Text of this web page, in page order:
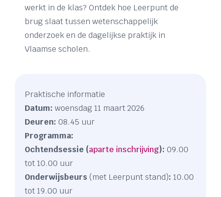
werkt in de klas? Ontdek hoe Leerpunt de
brug slaat tussen wetenschappelijk
onderzoek en de dagelijkse praktijk in
Vlaamse scholen.
Praktische informatie
Datum: woensdag 11 maart 2026
Deuren: 08.45 uur
Programma:
Ochtendsessie (aparte inschrijving): 09.00
tot 10.00 uur
Onderwijsbeurs (met Leerpunt stand): 10.00
tot 19.00 uur